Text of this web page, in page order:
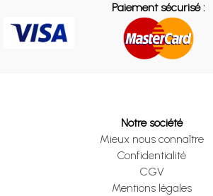
Paiement sécurisé :
Notre société
Mieux nous connaître
Confidentialité
CGV
Mentions légales